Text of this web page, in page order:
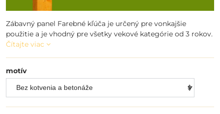
Zábavný panel Farebné kľúča je určený pre vonkajšie
použitie a je vhodný pre všetky vekové kategórie od 3 rokov.
Čítajte viac
motív